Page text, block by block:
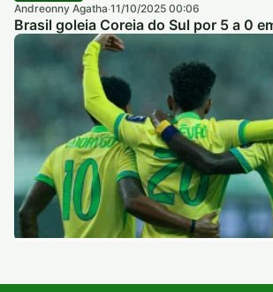
Andreonny Agatha·11/10/2025 00:06
Brasil goleia Coreia do Sul por 5 a 0